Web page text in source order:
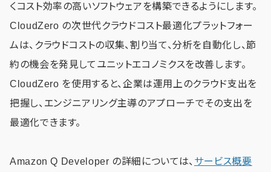
くコスト効率の高いソフトウェアを構築できるようにします。
CloudZero の次世代クラウドコスト最適化プラットフォー
ムは、クラウドコストの収集、割り当て、分析を自動化し、節
約の機会を発見してユニットエコノミクスを改善します。
CloudZero を使用すると、企業は運用上のクラウド支出を
把握し、エンジニアリング主導のアプローチでその支出を
最適化できます。
Amazon Q Developer の詳細については、 サービス概要